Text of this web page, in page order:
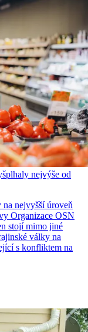
nejvýše od
nejvyšší úroveň
Organizace OSN
stojí mimo jiné
války na
s konfliktem na